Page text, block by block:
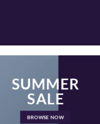
SUMMER
SALE
BROWSE NOW